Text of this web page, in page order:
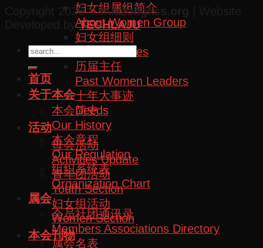
妇女组属组简介
About Women Group
妇女组细则
Women Rules
历届主任
Past Women Leaders
十年大事迹
Deeds
活动
母会活动
Activities Update
青年团活动
Youth Section
妇女组活动
Women Section
本会刊物
Copyright 2026 ©huazongkss.org
Developed byTECHLAJU
首页
关于本会
本会简史
Our History
本会章程
Our Regulation
组织系统表
Organization Chart
属会
会员社团通讯录
Members Associations Directory
属会名表